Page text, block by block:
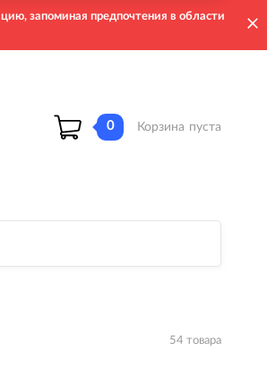
запоминая предпочтения в области
0 Корзина пуста
54 товара